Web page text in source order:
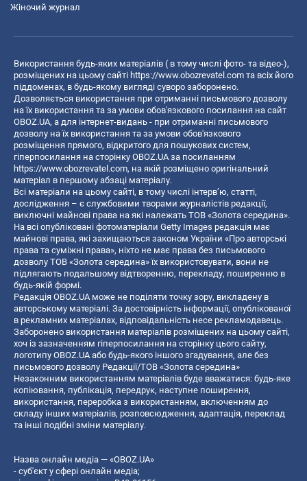
Жіночий журнал
Використання будь-яких матеріалів ( в тому числі фото- та відео-),
розміщених на цьому сайті https://www.obozrevatel.com та всіх його
піддоменах, в будь-якому вигляді суворо заборонено.
Дозволяється використання при отриманні письмового дозволу
на їх використання та за умови обов'язкового посилання на сайт
OBOZ.UA, а для інтернет-видань - при отриманні письмового
дозволу на їх використання та за умови обов'язкового
розміщення прямого, відкритого для пошукових систем,
гіперпосилання на сторінку OBOZ.UA за посиланням
https://www.obozrevatel.com, на якій розміщено оригінальний
матеріал в першому абзаці матеріалу.
Всі матеріали на цьому сайті, в тому числі інтерв’ю, статті,
дослідження – є службовими творами журналістів редакції,
виключні майнові права на які належать ТОВ «Золота середина».
На всі опубліковані фотоматеріали Getty Images редакція має
майнові права, які захищаються законом України «Про авторські
права та суміжні права», ніхто не має права без письмового
дозволу ТОВ «Золота середина» їх використовувати, вони не
підлягають подальшому відтворенню, перекладу, поширенню в
будь-якій формі.
Редакція OBOZ.UA може не поділяти точку зору, викладену в
авторському матеріалі. За достовірність інформації, опублікованої
в рекламних матеріалах, відповідальність несе рекламодавець.
Заборонено використання матеріалів розміщених на цьому сайті,
хоч із зазначенням гіперпосилання на сторінку цього сайту,
логотипу OBOZ.UA або будь-якого іншого згадування, але без
письмового дозволу Редакції/ТОВ «Золота середина»
Незаконним використанням матеріалів буде вважатися: будь-яке
копiювання, публiкацiя, передрук, наступне поширення,
використання, переробка з використанням, включенням до
складу інших матеріалів, розповсюдження, адаптація, переклад
та інші подібні зміни матеріалу.
Назва онлайн медіа — «OBOZ.UA»
- суб'єкт у сфері онлайн медіа;